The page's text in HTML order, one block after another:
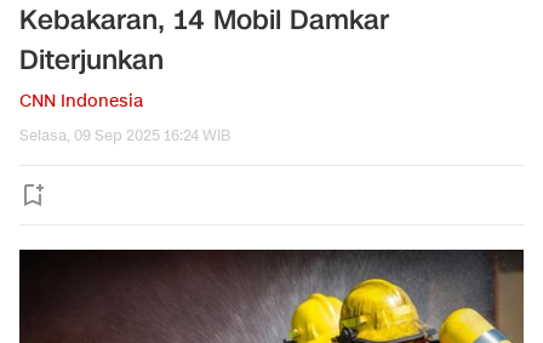
Kebakaran, 14 Mobil Damkar
Diterjunkan
CNN Indonesia
Selasa, 09 Sep 2025 16:24 WIB